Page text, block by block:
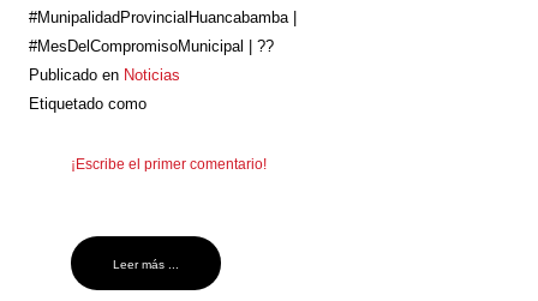
#MunipalidadProvincialHuancabamba |
#MesDelCompromisoMunicipal | ??
Publicado en Noticias
Etiquetado como
¡Escribe el primer comentario!
Leer más ...